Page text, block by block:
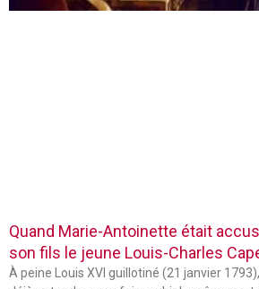
Quand Marie-Antoinette était
son fils le jeune Louis-Charles
À peine Louis XVI guillotiné (21 janvier